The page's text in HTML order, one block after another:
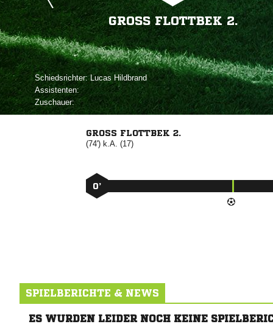
GROSS FLOTTBEK 2.
Schiedsrichter: 
Assistenten:
Zuschauer:
GROSS FLOTTBEK 2.
(74') k.A. (17)
0’
SPIELBERICHTE & NEWS
ES WURDEN LEIDER NOCH KEINE